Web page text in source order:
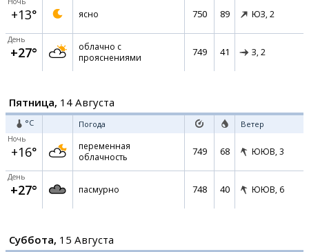
+13° ясно 750 89 ЮЗ, 2
День
+27°
облачно с
прояснениями
749 41 З, 2
Пятница, 14 Августа
°C Погода Ветер
Ночь
+16°
переменная
облачность
749 68 ЮЮВ, 3
День
+27° пасмурно 748 40 ЮЮВ, 6
Суббота, 15 Августа